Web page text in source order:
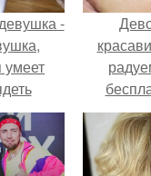
-
умеет
и
в любои